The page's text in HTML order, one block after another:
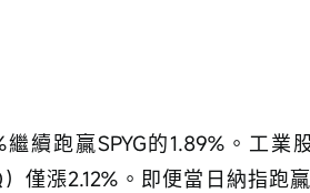
繼續跑贏SPYG的1.89%。工業
僅漲2.12%。即便當日納指跑